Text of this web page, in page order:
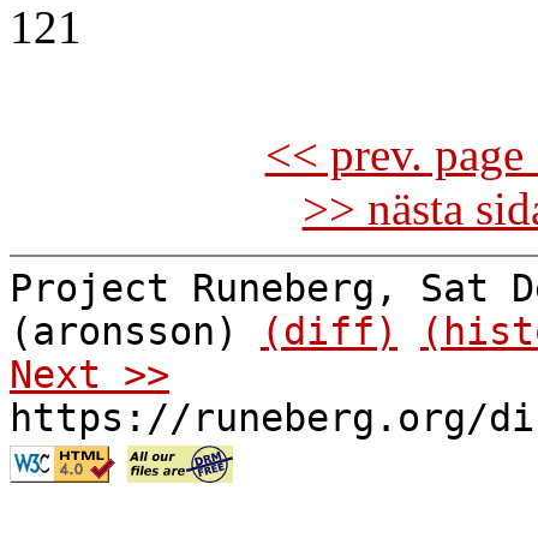
121
<< prev.
>> nästa
Project Runeberg, Sat
(aronsson)
(diff)
Next >>
https://runeberg.org/